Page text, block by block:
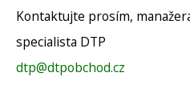
Kontaktujte prosím,
specialista DTP
dtp@dtpobchod.cz